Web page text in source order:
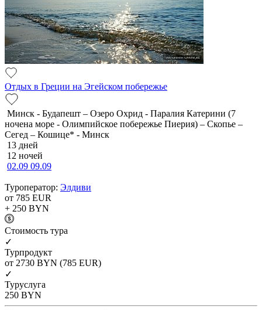
Отдых в Греции на Эгейском побережье
Минск - Будапешт – Озеро Охрид - Паралия Катерини (7
ночена море - Олимпийское побережье Пиерия) – Скопье –
Сегед – Кошице* - Минск
13 дней
12 ночей
02.09 09.09
Туроператор: Элдиви
от 785 EUR
+ 250 BYN
Cтоимость тура
✓
Турпродукт
от 2730 BYN (785 EUR)
✓
Туруслуга
250 BYN